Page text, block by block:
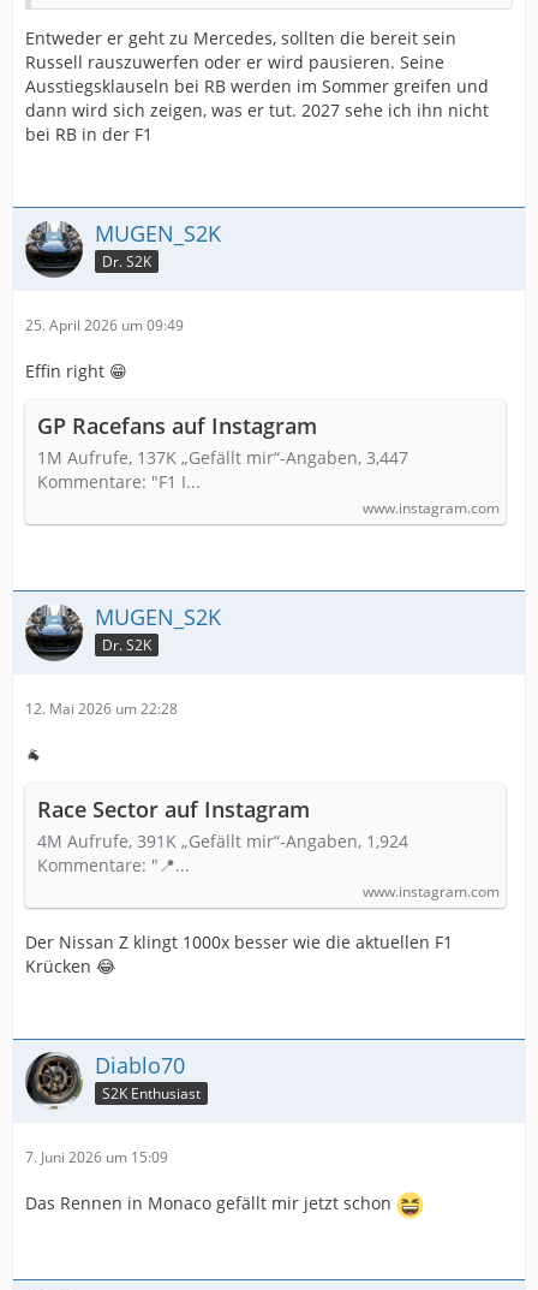
Entweder er geht zu Mercedes, sollten die bereit sein
Russell rauszuwerfen oder er wird pausieren. Seine
Ausstiegsklauseln bei RB werden im Sommer greifen und
dann wird sich zeigen, was er tut. 2027 sehe ich ihn nicht
bei RB in der F1
MUGEN_S2K
Dr. S2K
25. April 2026 um 09:49
Effin right 😁
GP Racefans auf Instagram
1M Aufrufe, 137K „Gefällt mir“-Angaben, 3,447
Kommentare: "F1 I...
www.instagram.com
MUGEN_S2K
Dr. S2K
12. Mai 2026 um 22:28
🐐
Race Sector auf Instagram
4M Aufrufe, 391K „Gefällt mir“-Angaben, 1,924
Kommentare: "📍...
www.instagram.com
Der Nissan Z klingt 1000x besser wie die aktuellen F1
Krücken 😂
Diablo70
S2K Enthusiast
7. Juni 2026 um 15:09
Das Rennen in Monaco gefällt mir jetzt schon